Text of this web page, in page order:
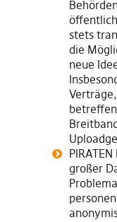
stets
die
neue
großer